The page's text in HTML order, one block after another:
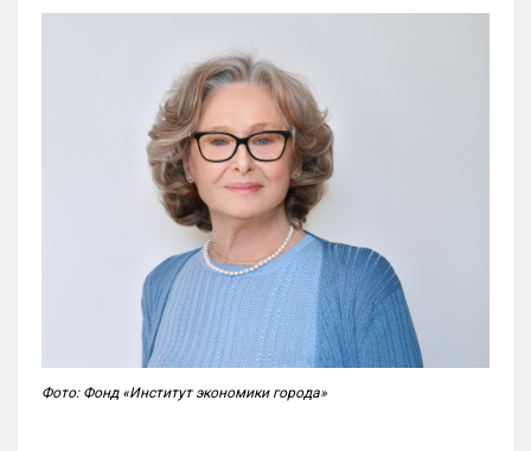
Фото: Фонд «Институт экономики города»